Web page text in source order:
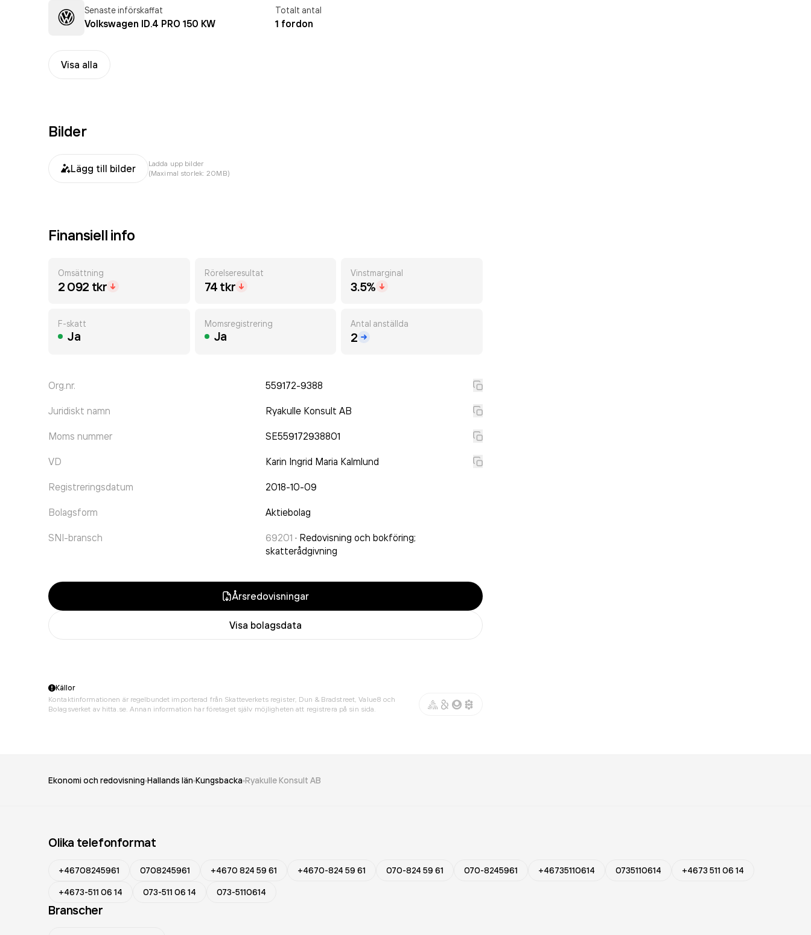
Senaste införskaffat
Volkswagen ID.4 PRO 150 KW
Totalt antal
1 fordon
Visa alla
Bilder
Lägg till bilder
Ladda upp bilder
(Maximal storlek: 20MB)
Finansiell info
Omsättning
2 092 tkr
Rörelseresultat
74 tkr
Vinstmarginal
3.5%
F-skatt
Ja
Momsregistrering
Ja
Antal anställda
2
Org.nr. 559172-9388
Juridiskt namn Ryakulle Konsult AB
Moms nummer SE559172938801
VD Karin Ingrid Maria Kalmlund
Registreringsdatum 2018-10-09
Bolagsform Aktiebolag
SNI-bransch 69201 · Redovisning och bokföring;
skatterådgivning
Årsredovisningar
Visa bolagsdata
Källor
Kontaktinformationen är regelbundet importerad från Skatteverkets register, Dun & Bradstreet, Value8 och
Bolagsverket av hitta.se. Annan information har företaget själv möjligheten att registrera på sin sida.
Ekonomi och redovisning Hallands län Kungsbacka Ryakulle Konsult AB
Olika telefonformat
+46708245961 0708245961 +4670 824 59 61 +4670-824 59 61 070-824 59 61 070-8245961 +46735110614 0735110614
+4673 511 06 14
+4673-511 06 14
073-511 06 14 073-5110614
Branscher